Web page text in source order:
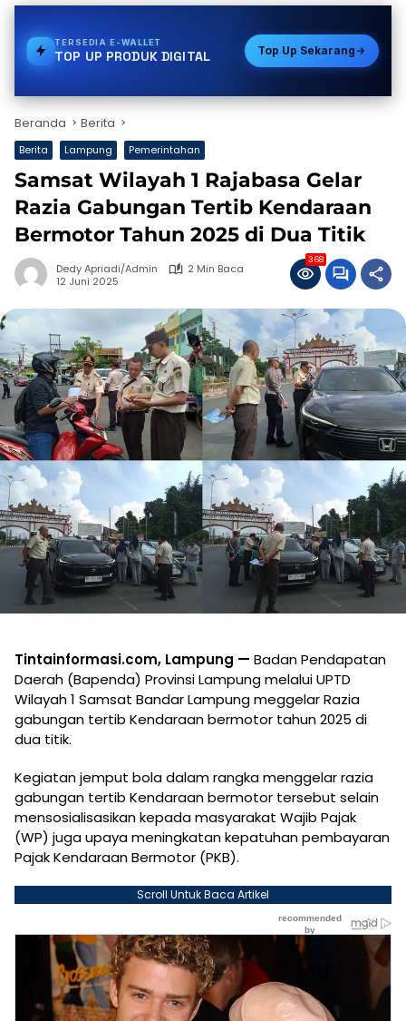
TERSEDIATOKEN PLN
TOP UP PRODUK DIGITAL Top Up Sekarang
Beranda Berita
Berita Lampung Pemerintahan
Samsat Wilayah 1 Rajabasa Gelar
Razia Gabungan Tertib Kendaraan
Bermotor Tahun 2025 di Dua Titik
Dedy Apriadi/Admin
2 Min Baca
12 Juni 2025
368
Tintainformasi.com, Lampung — Badan Pendapatan
Daerah (Bapenda) Provinsi Lampung melalui UPTD
Wilayah 1 Samsat Bandar Lampung meggelar Razia
gabungan tertib Kendaraan bermotor tahun 2025 di
dua titik.
Kegiatan jemput bola dalam rangka menggelar razia
gabungan tertib Kendaraan bermotor tersebut selain
mensosialisasikan kepada masyarakat Wajib Pajak
(WP) juga upaya meningkatan kepatuhan pembayaran
Pajak Kendaraan Bermotor (PKB).
Scroll Untuk Baca Artikel